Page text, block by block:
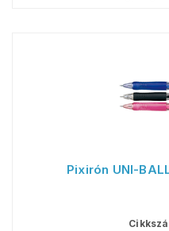
Pixirón UNI-